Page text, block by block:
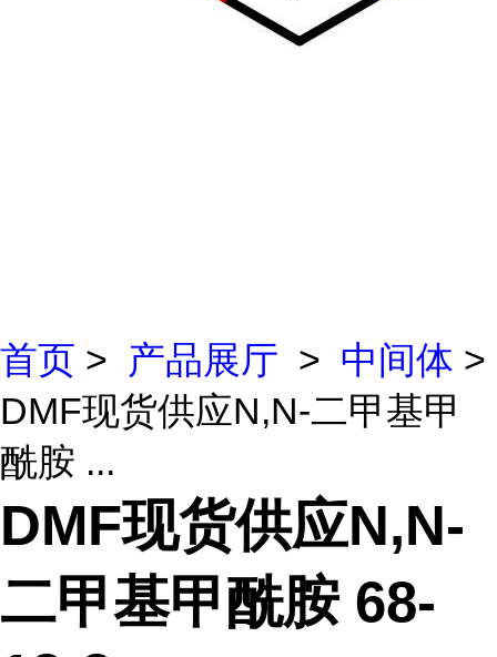
首页 > 产品展厅 > 中间体 >
DMF现货供应N,N-二甲基甲
酰胺 ...
DMF现货供应N,N-
二甲基甲酰胺 68-